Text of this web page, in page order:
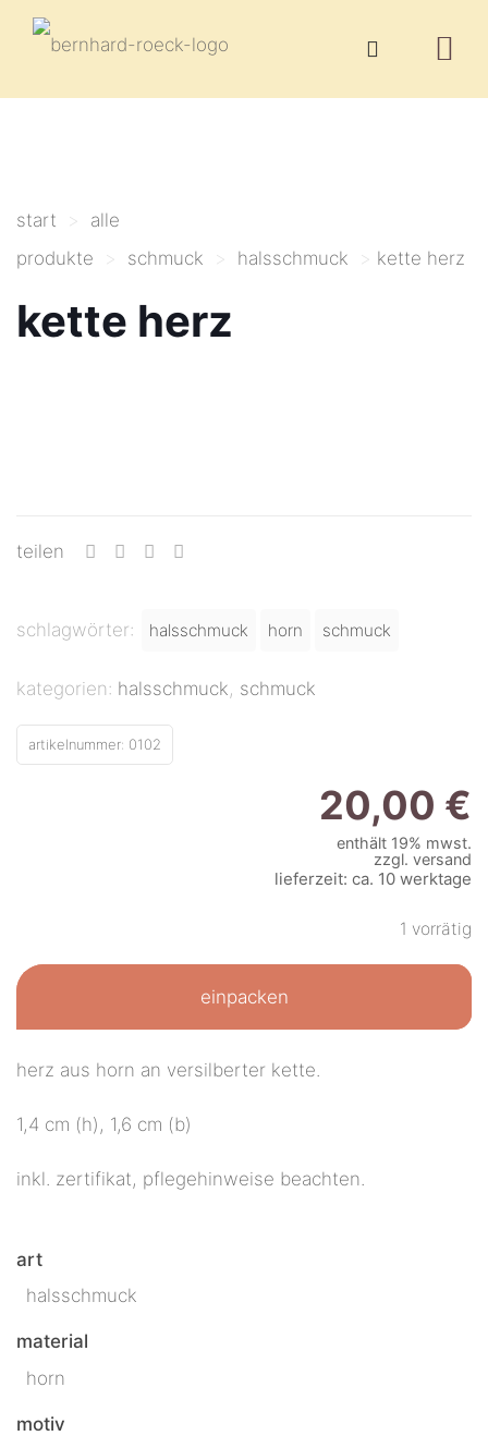
start >
alle
produkte
> schmuck > halsschmuck > kette herz
kette herz
teilen
schlagwörter: halsschmuck horn schmuck
kategorien: halsschmuck, schmuck
artikelnummer: 0102
20,00 €
enthält 19% mwst.
zzgl. versand
lieferzeit: ca. 10 werktage
1 vorrätig
einpacken
herz aus horn an versilberter kette.
1,4 cm (h), 1,6 cm (b)
inkl. zertifikat, pflegehinweise beachten.
art
halsschmuck
material
horn
motiv